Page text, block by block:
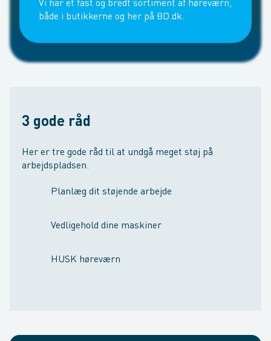
Vi har et fast og bredt sortiment af høreværn,
både i butikkerne og her på BD.dk.
3 gode råd
Her er tre gode råd til at undgå meget støj på
arbejdspladsen.
Planlæg dit støjende arbejde
Vedligehold dine maskiner
HUSK høreværn